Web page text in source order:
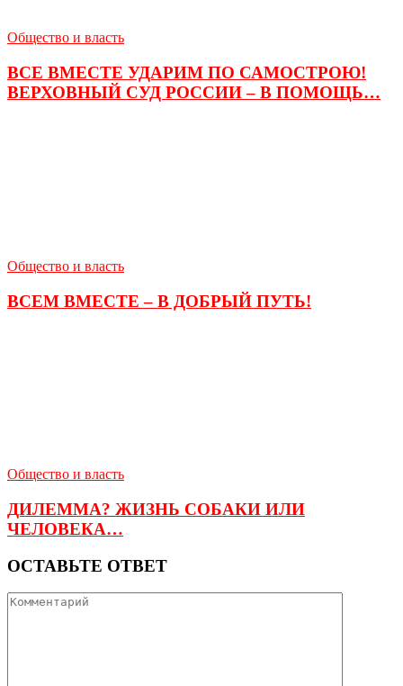
Общество и власть
ВСЕ ВМЕСТЕ УДАРИМ ПО САМОСТРОЮ!
ВЕРХОВНЫЙ СУД РОССИИ – В ПОМОЩЬ…
Общество и власть
ВСЕМ ВМЕСТЕ – В ДОБРЫЙ ПУТЬ!
Общество и власть
ДИЛЕММА? ЖИЗНЬ СОБАКИ ИЛИ
ЧЕЛОВЕКА…
ОСТАВЬТЕ ОТВЕТ